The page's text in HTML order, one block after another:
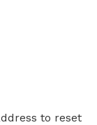
to reset